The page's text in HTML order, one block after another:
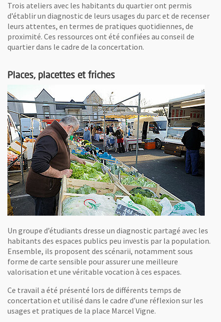
Trois ateliers avec les habitants du quartier ont permis
d’établir un diagnostic de leurs usages du parc et de recenser
leurs attentes, en termes de pratiques quotidiennes, de
proximité. Ces ressources ont été confiées au conseil de
quartier dans le cadre de la concertation.
Places, placettes et friches
Un groupe d’étudiants dresse un diagnostic partagé avec les
habitants des espaces publics peu investis par la population.
Ensemble, ils proposent des scénarii, notamment sous
forme de carte sensible pour assurer une meilleure
valorisation et une véritable vocation à ces espaces.
Ce travail a été présenté lors de différents temps de
concertation et utilisé dans le cadre d’une réflexion sur les
usages et pratiques de la place Marcel Vigne.